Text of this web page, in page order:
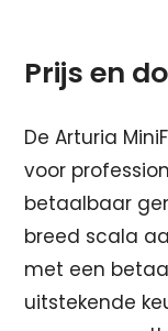
Prijs en
De Arturia
voor
betaalbaar
breed scala
met een
uitstekende